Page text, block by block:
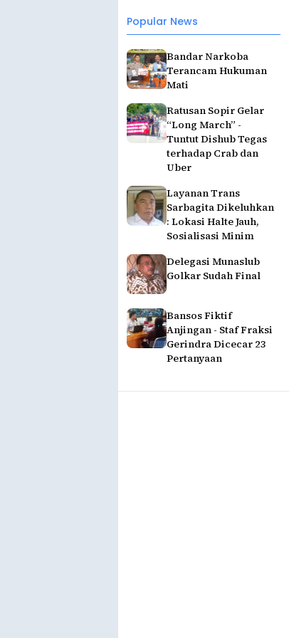
Popular News
Bandar Narkoba
Terancam Hukuman
Mati
Ratusan Sopir Gelar
“Long March” -
Tuntut Dishub Tegas
terhadap Crab dan
Uber
Layanan Trans
Sarbagita Dikeluhkan
: Lokasi Halte Jauh,
Sosialisasi Minim
Delegasi Munaslub
Golkar Sudah Final
Bansos Fiktif
Anjingan - Staf Fraksi
Gerindra Dicecar 23
Pertanyaan